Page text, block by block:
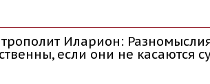
Иларион:
если они не касаются